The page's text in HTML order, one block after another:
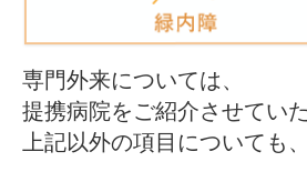
専門外来については、
提携病院をご紹介させてい
上記以外の項目についても